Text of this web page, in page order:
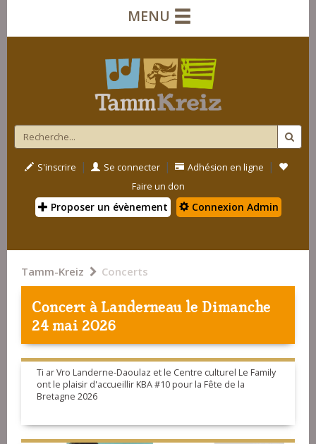
MENU
S'inscrire | Se connecter | Adhésion en ligne |
Faire un don
Proposer un évènement Connexion Admin
Tamm-Kreiz Concerts
Concert àLanderneaule Dimanche
24 mai 2026
Ti ar Vro Landerne-Daoulaz et le Centre culturel Le Family
ont le plaisir d'accueillir KBA #10 pour la Fête de la
Bretagne 2026